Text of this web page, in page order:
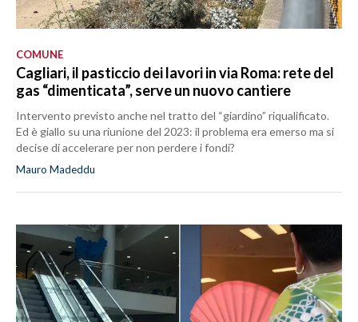
COMUNE
Cagliari, il pasticcio dei lavori in via Roma: rete del
gas “dimenticata”, serve un nuovo cantiere
Intervento previsto anche nel tratto del “giardino” riqualificato.
Ed è giallo su una riunione del 2023: il problema era emerso ma si
decise di accelerare per non perdere i fondi?
Mauro Madeddu